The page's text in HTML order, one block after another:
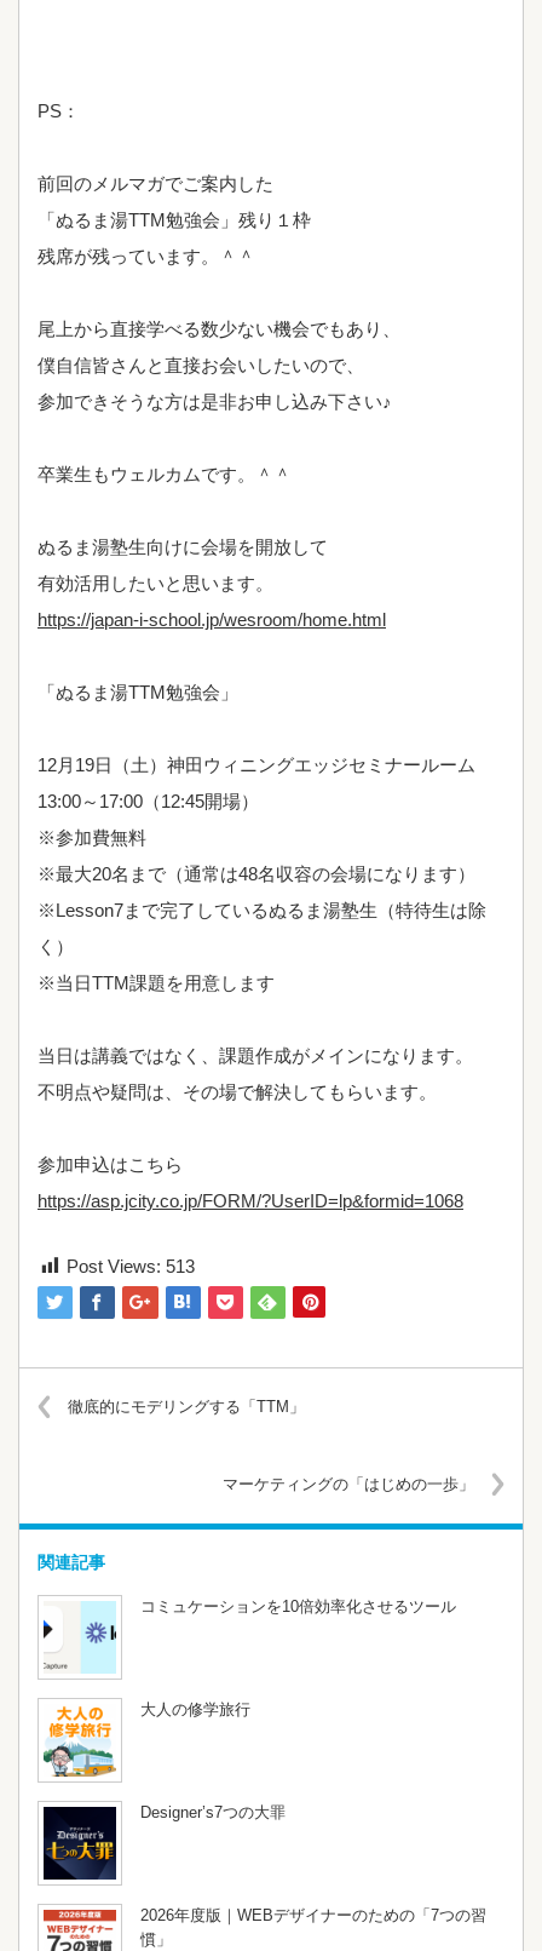
PS：
前回のメルマガでご案内した
「ぬるま湯TTM勉強会」残り１枠
残席が残っています。＾＾
尾上から直接学べる数少ない機会でもあり、
僕自信皆さんと直接お会いしたいので、
参加できそうな方は是非お申し込み下さい♪
卒業生もウェルカムです。＾＾
ぬるま湯塾生向けに会場を開放して
有効活用したいと思います。
https://japan-i-school.jp/wesroom/home.html
「ぬるま湯TTM勉強会」
12月19日（土）神田ウィニングエッジセミナールーム
13:00～17:00（12:45開場）
※参加費無料
※最大20名まで（通常は48名収容の会場になります）
※Lesson7まで完了しているぬるま湯塾生（特待生は除
く）
※当日TTM課題を用意します
当日は講義ではなく、課題作成がメインになります。
不明点や疑問は、その場で解決してもらいます。
参加申込はこちら
https://asp.jcity.co.jp/FORM/?UserID=lp&formid=1068
Post Views: 513
徹底的にモデリングする「TTM」
マーケティングの「はじめの一歩」
関連記事
コミュケーションを10倍効率化させるツール
大人の修学旅行
Designer’s7つの大罪
2026年度版｜WEBデザイナーのための「7つの習
慣」